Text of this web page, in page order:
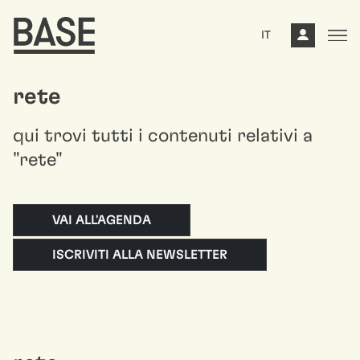
IT
rete
qui trovi tutti i contenuti relativi a
"rete"
VAI ALL'AGENDA
ISCRIVITI ALLA NEWSLETTER